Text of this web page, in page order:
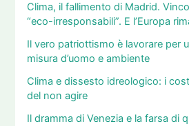
Clima, il fallimento di Madrid.
“eco-irresponsabili”. E l’Europa
Il vero patriottismo è lavorare per
misura d’uomo e ambiente
Clima e dissesto idreologico: i
del non agire
Il dramma di Venezia e la farsa di